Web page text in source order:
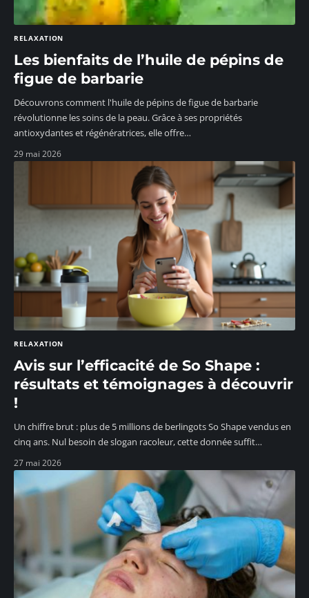
RELAXATION
Les bienfaits de l’huile de pépins de
figue de barbarie
Découvrons comment l'huile de pépins de figue de barbarie
révolutionne les soins de la peau. Grâce à ses propriétés
antioxydantes et régénératrices, elle offre…
29 mai 2026
RELAXATION
Avis sur l’efficacité de So Shape :
résultats et témoignages à découvrir
!
Un chiffre brut : plus de 5 millions de berlingots So Shape vendus en
cinq ans. Nul besoin de slogan racoleur, cette donnée suffit…
27 mai 2026